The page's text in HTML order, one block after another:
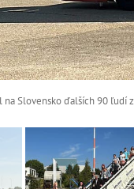
Slovensko ďalších 90 ľudí